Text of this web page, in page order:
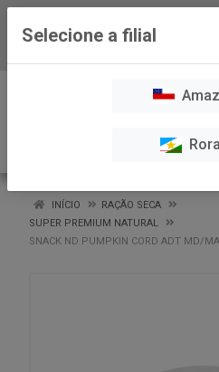
INÍCIO
RAÇÃO SECA
SUPER PREMIUM NATURAL
SNACK ND PUMPKIN CORD ADT MD/
Selecione a filial